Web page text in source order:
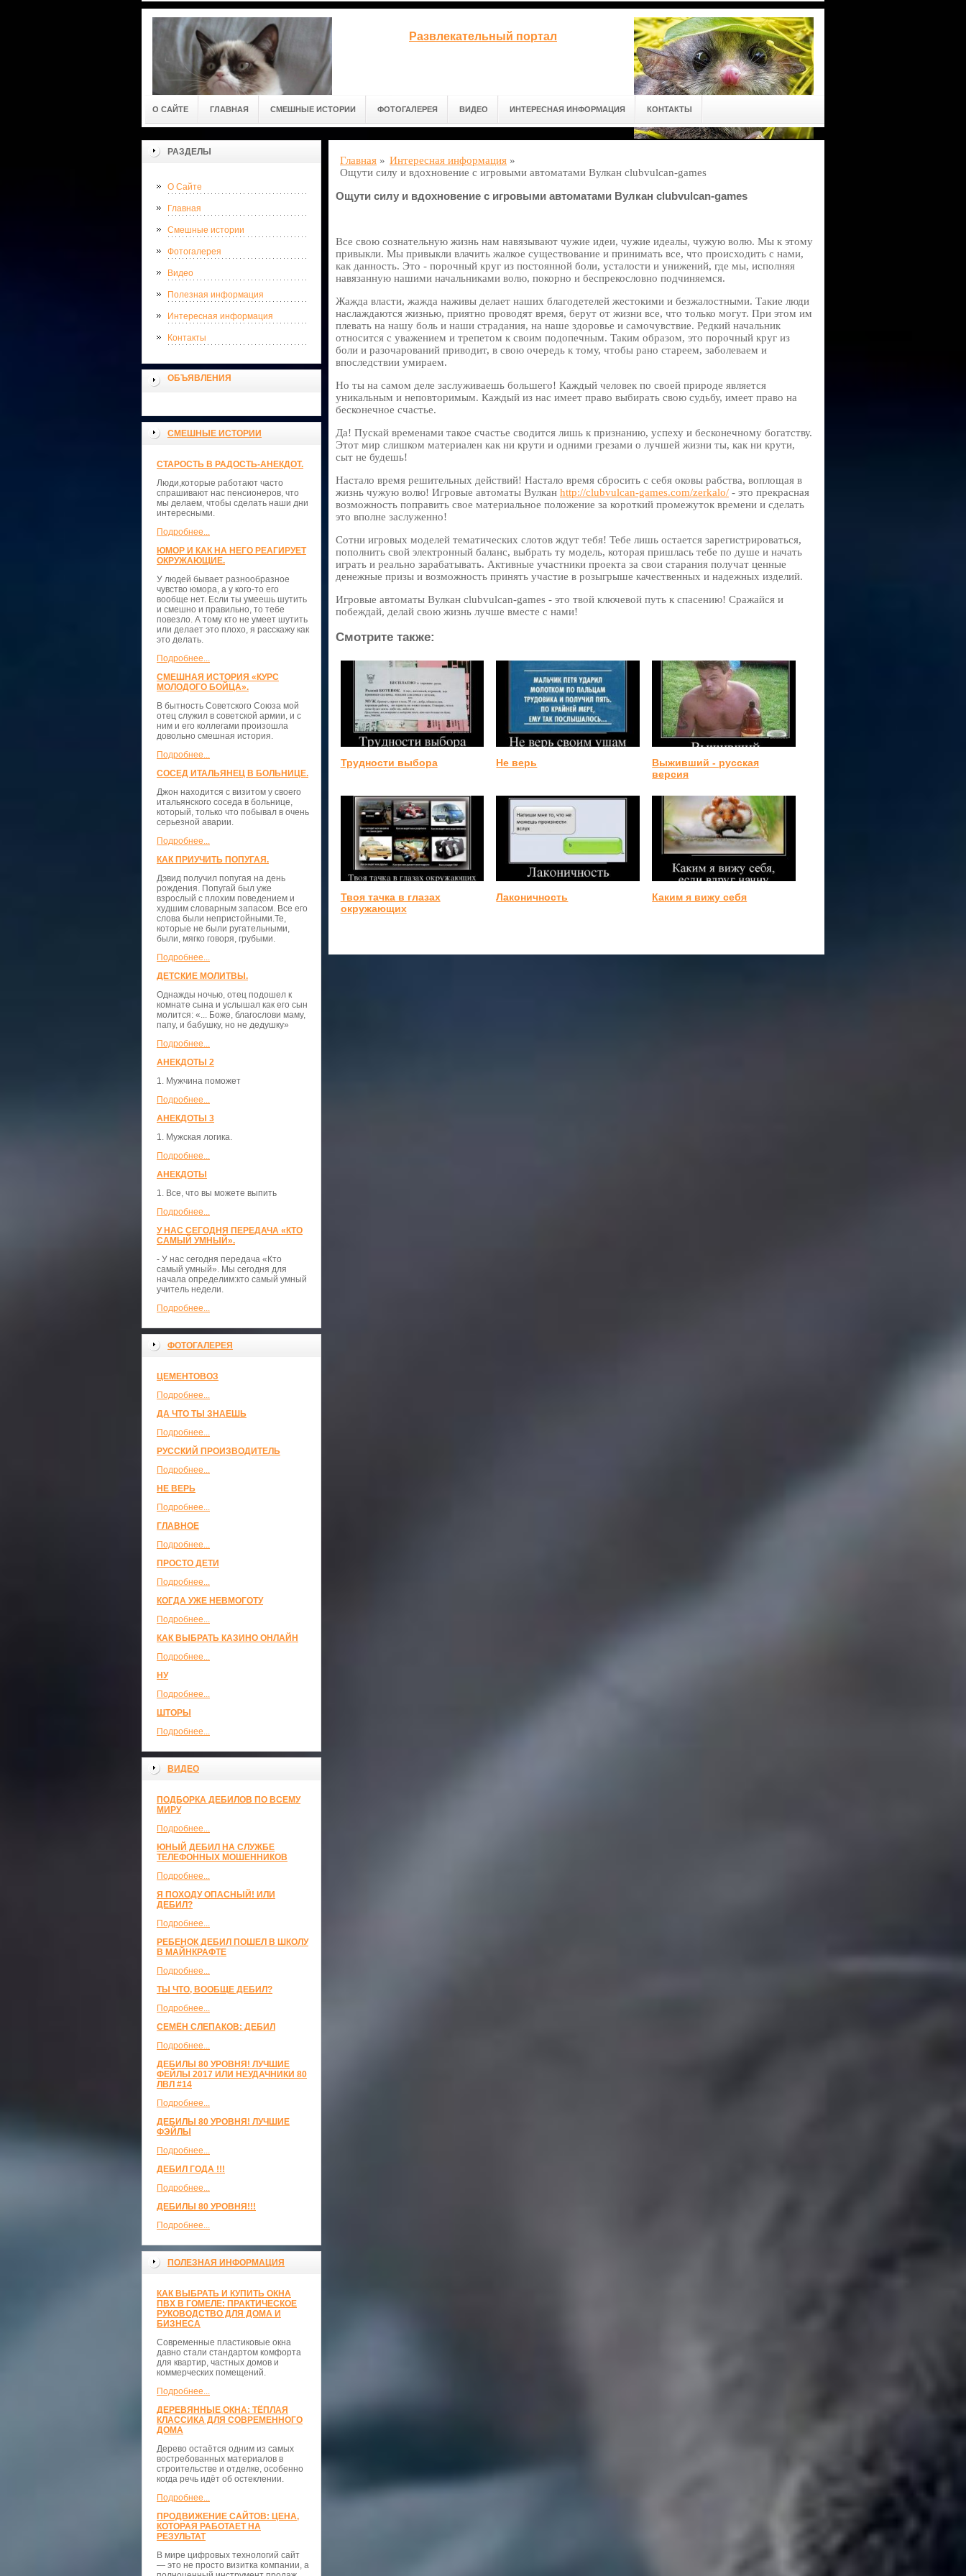
Развлекательный портал
О САЙТЕ ГЛАВНАЯ СМЕШНЫЕ ИСТОРИИ ФОТОГАЛЕРЕЯ ВИДЕО ИНТЕРЕСНАЯ ИНФОРМАЦИЯ КОНТАКТЫ
РАЗДЕЛЫ
О Сайте
Главная
Смешные истории
Фотогалерея
Видео
Полезная информация
Интересная информация
Контакты
ОБЪЯВЛЕНИЯ
СМЕШНЫЕ ИСТОРИИ
СТАРОСТЬ В РАДОСТЬ-АНЕКДОТ.
Люди,которые работают часто
спрашивают нас пенсионеров, что
мы делаем, чтобы сделать наши дни
интересными.
Подробнее...
ЮМОР И КАК НА НЕГО РЕАГИРУЕТ
ОКРУЖАЮЩИЕ.
У людей бывает разнообразное
чувство юмора, а у кого-то его
вообще нет. Если ты умеешь шутить
и смешно и правильно, то тебе
повезло. А тому кто не умеет шутить
или делает это плохо, я расскажу как
это делать.
Подробнее...
СМЕШНАЯ ИСТОРИЯ «КУРС
МОЛОДОГО БОЙЦА».
В бытность Советского Союза мой
отец служил в советской армии, и с
ним и его коллегами произошла
довольно смешная история.
Подробнее...
СОСЕД ИТАЛЬЯНЕЦ В БОЛЬНИЦЕ.
Джон находится с визитом у своего
итальянского соседа в больнице,
который, только что побывал в очень
серьезной аварии.
Подробнее...
КАК ПРИУЧИТЬ ПОПУГАЯ.
Дэвид получил попугая на день
рождения. Попугай был уже
взрослый с плохим поведением и
худшим словарным запасом. Все его
слова были непристойными.Те,
которые не были ругательными,
были, мягко говоря, грубыми.
Подробнее...
ДЕТСКИЕ МОЛИТВЫ.
Однажды ночью, отец подошел к
комнате сына и услышал как его сын
молится: «... Боже, благослови маму,
папу, и бабушку, но не дедушку»
Подробнее...
АНЕКДОТЫ 2
1. Мужчина поможет
Подробнее...
АНЕКДОТЫ 3
1. Мужская логика.
Подробнее...
АНЕКДОТЫ
1. Все, что вы можете выпить
Подробнее...
У НАС СЕГОДНЯ ПЕРЕДАЧА «КТО
САМЫЙ УМНЫЙ».
- У нас сегодня передача «Кто
самый умный». Мы сегодня для
начала определим:кто самый умный
учитель недели.
Подробнее...
ФОТОГАЛЕРЕЯ
ЦЕМЕНТОВОЗ
Подробнее...
ДА ЧТО ТЫ ЗНАЕШЬ
Подробнее...
РУССКИЙ ПРОИЗВОДИТЕЛЬ
Подробнее...
НЕ ВЕРЬ
Подробнее...
ГЛАВНОЕ
Подробнее...
ПРОСТО ДЕТИ
Подробнее...
КОГДА УЖЕ НЕВМОГОТУ
Подробнее...
КАК ВЫБРАТЬ КАЗИНО ОНЛАЙН
Подробнее...
НУ
Подробнее...
ШТОРЫ
Подробнее...
ВИДЕО
ПОДБОРКА ДЕБИЛОВ ПО ВСЕМУ
МИРУ
Подробнее...
ЮНЫЙ ДЕБИЛ НА СЛУЖБЕ
ТЕЛЕФОННЫХ МОШЕННИКОВ
Подробнее...
Я ПОХОДУ ОПАСНЫЙ! ИЛИ
ДЕБИЛ?
Подробнее...
РЕБЕНОК ДЕБИЛ ПОШЕЛ В ШКОЛУ
В МАЙНКРАФТЕ
Подробнее...
ТЫ ЧТО, ВООБЩЕ ДЕБИЛ?
Подробнее...
СЕМЁН СЛЕПАКОВ: ДЕБИЛ
Подробнее...
ДЕБИЛЫ 80 УРОВНЯ! ЛУЧШИЕ
ФЕЙЛЫ 2017 ИЛИ НЕУДАЧНИКИ 80
ЛВЛ #14
Подробнее...
ДЕБИЛЫ 80 УРОВНЯ! ЛУЧШИЕ
ФЭЙЛЫ
Подробнее...
ДЕБИЛ ГОДА !!!
Подробнее...
ДЕБИЛЫ 80 УРОВНЯ!!!
Подробнее...
ПОЛЕЗНАЯ ИНФОРМАЦИЯ
КАК ВЫБРАТЬ И КУПИТЬ ОКНА
ПВХ В ГОМЕЛЕ: ПРАКТИЧЕСКОЕ
РУКОВОДСТВО ДЛЯ ДОМА И
БИЗНЕСА
Современные пластиковые окна
давно стали стандартом комфорта
для квартир, частных домов и
коммерческих помещений.
Подробнее...
ДЕРЕВЯННЫЕ ОКНА: ТЁПЛАЯ
КЛАССИКА ДЛЯ СОВРЕМЕННОГО
ДОМА
Дерево остаётся одним из самых
востребованных материалов в
строительстве и отделке, особенно
когда речь идёт об остеклении.
Подробнее...
ПРОДВИЖЕНИЕ САЙТОВ: ЦЕНА,
КОТОРАЯ РАБОТАЕТ НА
РЕЗУЛЬТАТ
В мире цифровых технологий сайт
— это не просто визитка компании, а
Главная » Интересная информация »
Ощути силу и вдохновение с игровыми автоматами Вулкан clubvulcan-games
Ощути силу и вдохновение с игровыми автоматами Вулкан clubvulcan-games
Все свою сознательную жизнь нам навязывают чужие идеи, чужие идеалы, чужую волю. Мы к этому
привыкли. Мы привыкли влачить жалкое существование и принимать все, что происходить с нами,
как данность. Это - порочный круг из постоянной боли, усталости и унижений, где мы, исполняя
навязанную нашими начальниками волю, покорно и беспрекословно подчиняемся.
Жажда власти, жажда наживы делает наших благодетелей жестокими и безжалостными. Такие люди
наслаждаются жизнью, приятно проводят время, берут от жизни все, что только могут. При этом им
плевать на нашу боль и наши страдания, на наше здоровье и самочувствие. Редкий начальник
относится с уважением и трепетом к своим подопечным. Таким образом, это порочный круг из
боли и разочарований приводит, в свою очередь к тому, чтобы рано стареем, заболеваем и
впоследствии умираем.
Но ты на самом деле заслуживаешь большего! Каждый человек по своей природе является
уникальным и неповторимым. Каждый из нас имеет право выбирать свою судьбу, имеет право на
бесконечное счастье.
Да! Пускай временами такое счастье сводится лишь к признанию, успеху и бесконечному богатству.
Этот мир слишком материален как ни крути и одними грезами о лучшей жизни ты, как ни крути,
сыт не будешь!
Настало время решительных действий! Настало время сбросить с себя оковы рабства, воплощая в
жизнь чужую волю! Игровые автоматы Вулкан http://clubvulcan-games.com/zerkalo/ - это прекрасная
возможность поправить свое материальное положение за короткий промежуток времени и сделать
это вполне заслуженно!
Сотни игровых моделей тематических слотов ждут тебя! Тебе лишь остается зарегистрироваться,
пополнить свой электронный баланс, выбрать ту модель, которая пришлась тебе по душе и начать
играть и реально зарабатывать. Активные участники проекта за свои старания получат ценные
денежные призы и возможность принять участие в розыгрыше качественных и надежных изделий.
Игровые автоматы Вулкан clubvulcan-games - это твой ключевой путь к спасению! Сражайся и
побеждай, делай свою жизнь лучше вместе с нами!
Смотрите также:
Трудности выбора Не верь
Выживший - русская
версия
Твоя тачка в глазах
окружающих
Лаконичность Каким я вижу себя